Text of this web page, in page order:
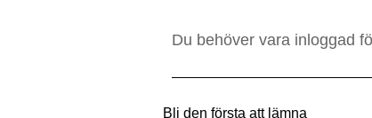
Bli den första att lämna